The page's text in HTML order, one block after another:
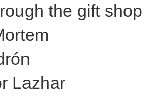
the gift shop
Lazhar